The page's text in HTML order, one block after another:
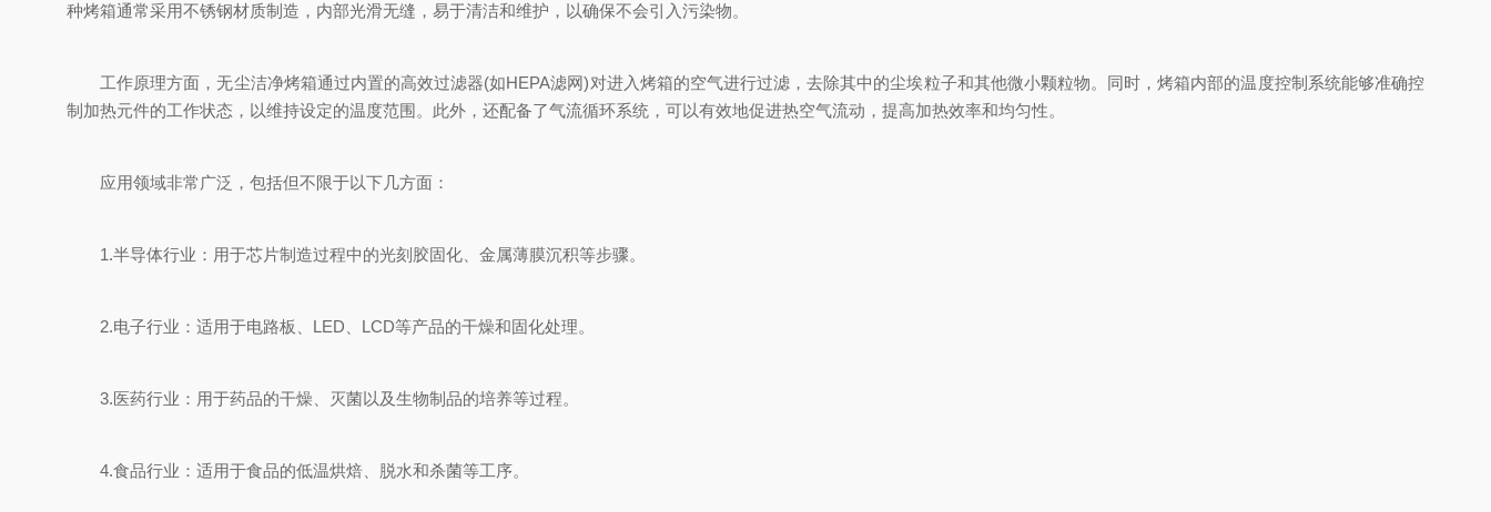
种烤箱通常采用不锈钢材质制造，内部光滑无缝，易于清洁和维护，以确保不会引入污染物。
工作原理方面，无尘洁净烤箱通过内置的高效过滤器(如HEPA滤网)对进入烤箱的空气进行过滤，去除其中的尘埃粒子和其他微小颗粒物。同时，烤箱内部的温度控制系统能够准确控
制加热元件的工作状态，以维持设定的温度范围。此外，还配备了气流循环系统，可以有效地促进热空气流动，提高加热效率和均匀性。
应用领域非常广泛，包括但不限于以下几方面：
1.半导体行业：用于芯片制造过程中的光刻胶固化、金属薄膜沉积等步骤。
2.电子行业：适用于电路板、LED、LCD等产品的干燥和固化处理。
3.医药行业：用于药品的干燥、灭菌以及生物制品的培养等过程。
4.食品行业：适用于食品的低温烘焙、脱水和杀菌等工序。